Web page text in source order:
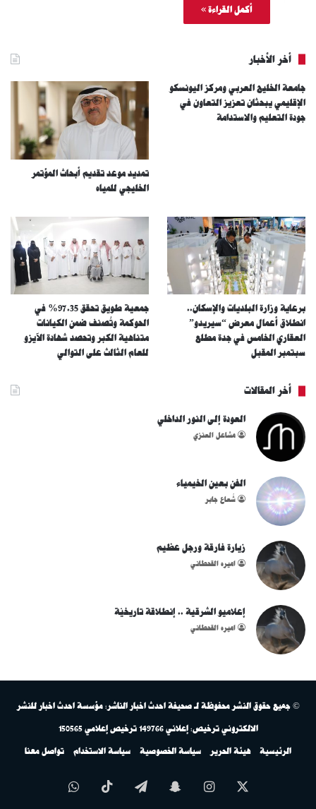
أكمل القراءة »
أخر الأخبار
جامعة الخليج العربي ومركز اليونسكو
الإقليمي يبحثان تعزيز التعاون في
جودة التعليم والاستدامة
تمديد موعد تقديم أبحاث المؤتمر
الخليجي للمياه
برعاية وزارة البلديات والإسكان..
انطلاق أعمال معرض “سيريدو”
العقاري الخامس في جدة مطلع
سبتمبر المقبل
جمعية طويق تحقق 97.35% في
الحوكمة وتُصنف ضمن الكيانات
متناهية الكبر وتحصد شهادة الآيزو
للعام الثالث على التوالي
أخر المقالات
العودة إلى النور الداخلي
مشاعل العنزي
الفن بعين الخيمياء
شُعاع جابر
زيارة فارقة ورجل عظيم
اميره القحطاني
إعلاميو الشرقية .. إنطلاقة تاريخيّة
اميره القحطاني
© جميع حقوق النشر محفوظة لـ صحيفة احدث اخبار الناشر: مؤسسة احدث اخبار للنشر
الالكتروني ترخيص: إعلاني 149766 ترخيص إعلامي 150565
الرئيسية هيئة الحرير سياسة الخصوصية سياسة الاستخدام تواصل معنا
انستقرام سناب تيلقرام ‫TikTokواتساب